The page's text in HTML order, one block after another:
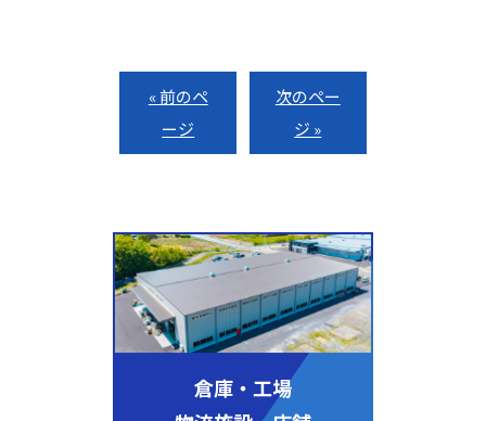
« 前のペ
ージ
次のペー
ジ »
倉庫・工場